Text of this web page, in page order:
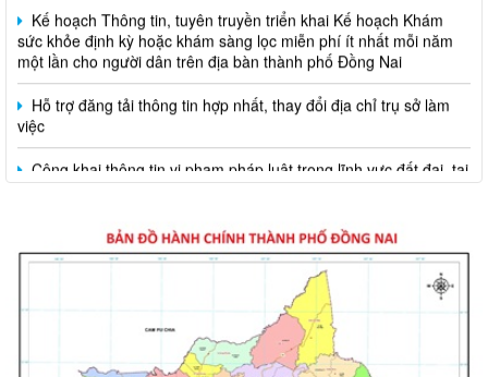
sức khỏe định kỳ hoặc khám sàng lọc miễn phí ít nhất mỗi năm
một lần cho người dân trên địa bàn thành phố Đồng Nai
Hỗ trợ đăng tải thông tin hợp nhất, thay đổi địa chỉ trụ sở làm
Công khai thông tin vi phạm pháp luật trong lĩnh vực đất đai, tại